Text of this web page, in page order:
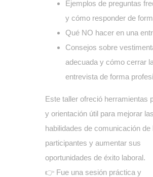
Ejemplos de preguntas
y cómo responder de
Qué NO hacer en una
Consejos sobre
adecuada y cómo cerrar
entrevista de forma
Este taller ofreció herramientas
y orientación útil para mejorar las
habilidades de comunicación de
participantes y aumentar sus
oportunidades de éxito laboral.
👉 Fue una sesión práctica y